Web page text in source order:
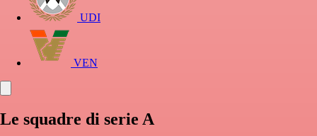
UDI
VEN
Le squadre di serie A